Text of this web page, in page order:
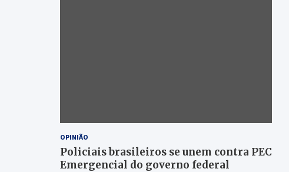
OPINIÃO
Policiais brasileiros se unem contra PEC
Emergencial do governo federal